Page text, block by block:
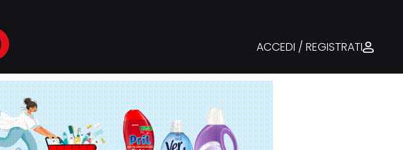
ACCEDI / REGISTRATI